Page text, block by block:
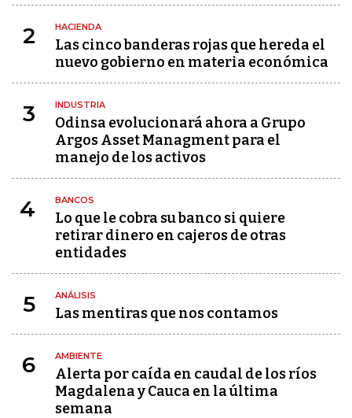
2 HACIENDA
Las cinco banderas rojas que hereda el
nuevo gobierno en materia económica
3 INDUSTRIA
Odinsa evolucionará ahora a Grupo
Argos Asset Managment para el
manejo de los activos
4 BANCOS
Lo que le cobra su banco si quiere
retirar dinero en cajeros de otras
entidades
5 ANÁLISIS
Las mentiras que nos contamos
6 AMBIENTE
Alerta por caída en caudal de los ríos
Magdalena y Cauca en la última
semana